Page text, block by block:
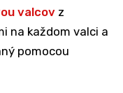
valcov z
na každom valci a
pomocou